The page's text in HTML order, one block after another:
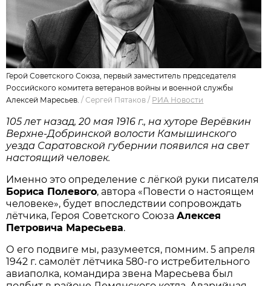
Герой Советского Союза, первый заместитель председателя
Российского комитета ветеранов войны и военной службы
Алексей Маресьев. /Сергей Пятаков / РИА Новости
105 лет назад, 20 мая 1916 г., на хуторе Верёвкин
Верх­не-Добринской волости Камышинского
уезда Саратовской губернии появился на свет
настоящий человек.
Именно это определение с лёгкой руки писателя
Бориса Полевого, автора «Повести о настоящем
человеке», будет впоследствии сопровождать
лётчика, Героя Советского СоюзаАлексея
Петровича Маресь­ева.
О его подвиге мы, разумеется, помним. 5 апреля
1942 г. самолёт лётчика 580-го истребительного
авиаполка, командира звена Маресьева был